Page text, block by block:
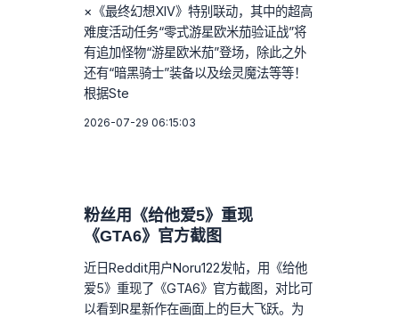
×《最终幻想XIV》特别联动，其中的超高
难度活动任务“零式游星欧米茄验证战”将
有追加怪物“游星欧米茄”登场，除此之外
还有“暗黑骑士”装备以及绘灵魔法等等！
根据Ste
2026-07-29 06:15:03
粉丝用《给他爱5》重现
《GTA6》官方截图
近日Reddit用户Noru122发帖，用《给他
爱5》重现了《GTA6》官方截图，对比可
以看到R星新作在画面上的巨大飞跃。为